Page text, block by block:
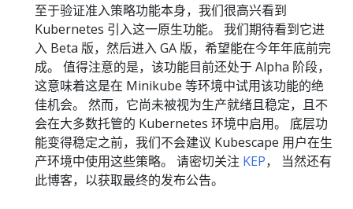
至于验证准入策略功能本身，我们很高兴看到
Kubernetes 引入这一原生功能。 我们期待看到它进
入 Beta 版，然后进入 GA 版，希望能在今年年底前完
成。 值得注意的是，该功能目前还处于 Alpha 阶段，
这意味着这是在 Minikube 等环境中试用该功能的绝
佳机会。 然而，它尚未被视为生产就绪且稳定，且不
会在大多数托管的 Kubernetes 环境中启用。 底层功
能变得稳定之前，我们不会建议 Kubescape 用户在生
产环境中使用这些策略。 请密切关注 KEP， 当然还有
此博客，以获取最终的发布公告。